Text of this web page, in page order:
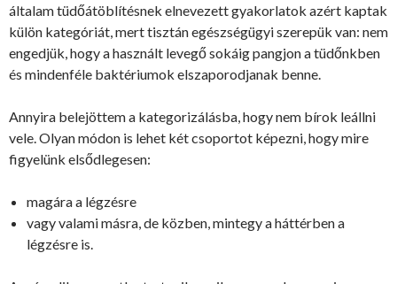
általam tüdőátöblítésnek elnevezett gyakorlatok azért kaptak
külön kategóriát, mert tisztán egészségügyi szerepük van: nem
engedjük, hogy a használt levegő sokáig pangjon a tüdőnkben
és mindenféle baktériumok elszaporodjanak benne.
Annyira belejöttem a kategorizálásba, hogy nem bírok leállni
vele. Olyan módon is lehet két csoportot képezni, hogy mire
figyelünk elsődlegesen:
magára a légzésre
vagy valami másra, de közben, mintegy a háttérben a
légzésre is.